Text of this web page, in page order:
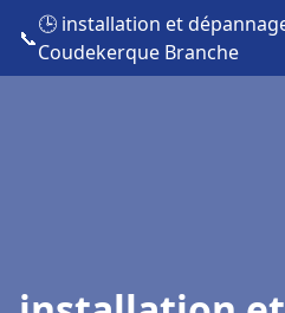
📞
🕒 installation et
Coudekerque Branche